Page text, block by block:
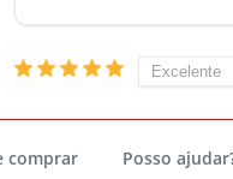
comprar Posso